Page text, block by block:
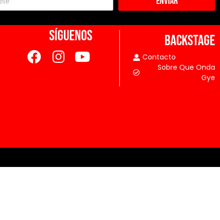
SÍGUENOS BACKSTAGE
Contacto
Sobre Que Onda
Gye